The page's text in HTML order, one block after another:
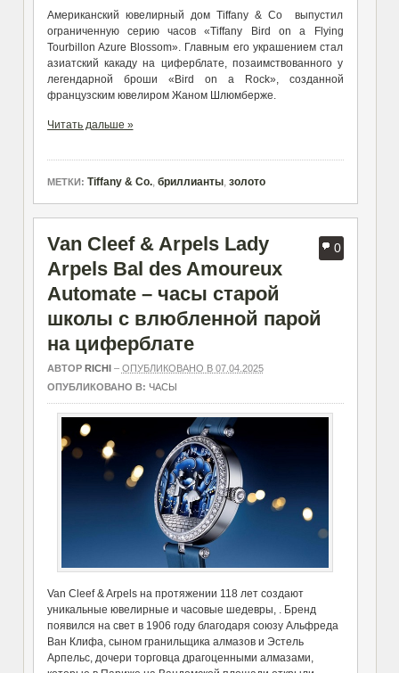
Американский ювелирный дом Tiffany & Co выпустил
ограниченную серию часов «Tiffany Bird on a Flying
Tourbillon Azure Blossom». Главным его украшением стал
азиатский какаду на циферблате, позаимствованного у
легендарной броши «Bird on a Rock», созданной
французским ювелиром Жаном Шлюмберже.
Читать дальше »
МЕТКИ: Tiffany & Co., бриллианты, золото
0
Van Cleef & Arpels Lady
Arpels Bal des Amoureux
Automate – часы старой
школы с влюбленной парой
на циферблате
АВТОР RICHI – ОПУБЛИКОВАНО В 07.04.2025
ОПУБЛИКОВАНО В: ЧАСЫ
Van Cleef & Arpels на протяжении 118 лет создают
уникальные ювелирные и часовые шедевры, . Бренд
появился на свет в 1906 году благодаря союзу Альфреда
Ван Клифа, сыном гранильщика алмазов и Эстель
Арпельс, дочери торговца драгоценными алмазами,